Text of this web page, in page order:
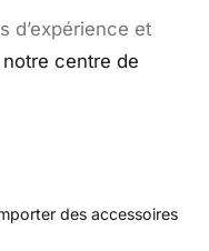
d’expérience et
notre centre de
des accessoires